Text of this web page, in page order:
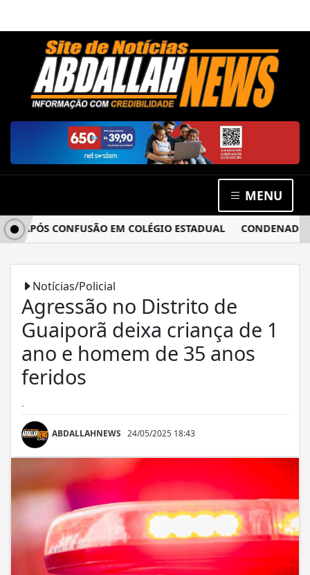
MENU
CONFUSÃO EM COLÉGIO ESTADUAL CONDENADO
Notícias/Policial
Agressão no Distrito de
Guaiporã deixa criança de 1
ano e homem de 35 anos
feridos
.
ABDALLAHNEWS 24/05/2025 18:43